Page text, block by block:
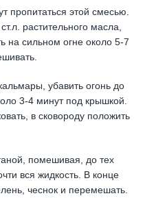
пропитаться этой смесью.
растительного масла,
на сильном огне около 5-7
убавить огонь до
3-4 минут под крышкой.
в сковороду положить
помешивая, до тех
вся жидкость. В конце
чеснок и перемешать.